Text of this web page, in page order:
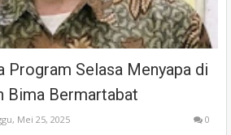
Program Selasa Menyapa di
Bima Bermartabat
Mei 25, 2025 0